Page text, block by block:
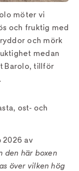
möter vi
och fruktig med
och mörk
medan
Barolo, tillför
ost- och
2026 av
den här boxen
över vilken hög